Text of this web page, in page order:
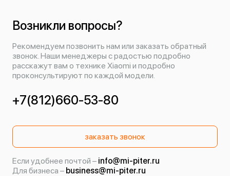
Возникли вопросы?
Рекомендуем позвонить нам или заказать обратный
звонок. Наши менеджеры с радостью подробно
расскажут вам о технике Xiaomi и подробно
проконсультируют по каждой модели.
+7(812)660-53-80
заказать звонок
Если удобнее почтой – info@mi-piter.ru
Для бизнеса – business@mi-piter.ru